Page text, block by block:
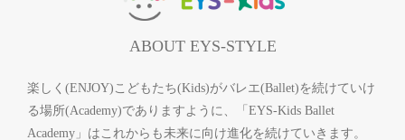
ABOUT EYS-STYLE
楽しく(ENJOY)こどもたち(Kids)がバレエ(Ballet)を続けていけ
る場所(Academy)でありますように、「EYS-Kids Ballet
Academy」はこれからも未来に向け進化を続けていきます。